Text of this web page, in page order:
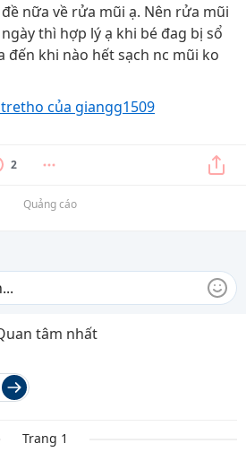
nữa về rửa mũi ạ. Nên rửa mũi
thì hợp lý ạ khi bé đag bị sổ
đến khi nào hết sạch nc mũi ko
của giangg1509
2
Quảng cáo
tâm nhất
Trang 1